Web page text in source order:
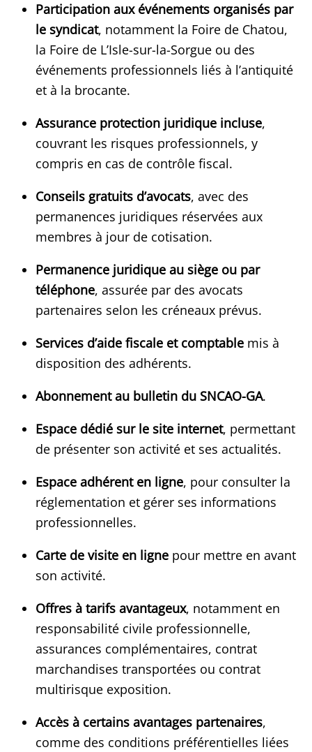
Participation aux événements organisés par
le syndicat, notamment la Foire de Chatou,
la Foire de L’Isle-sur-la-Sorgue ou des
événements professionnels liés à l’antiquité
et à la brocante.
Assurance protection juridique incluse,
couvrant les risques professionnels, y
compris en cas de contrôle fiscal.
Conseils gratuits d’avocats, avec des
permanences juridiques réservées aux
membres à jour de cotisation.
Permanence juridique au siège ou par
téléphone, assurée par des avocats
partenaires selon les créneaux prévus.
Services d’aide fiscale et comptable mis à
disposition des adhérents.
Abonnement au bulletin du SNCAO-GA.
Espace dédié sur le site internet, permettant
de présenter son activité et ses actualités.
Espace adhérent en ligne, pour consulter la
réglementation et gérer ses informations
professionnelles.
Carte de visite en ligne pour mettre en avant
son activité.
Offres à tarifs avantageux, notamment en
responsabilité civile professionnelle,
assurances complémentaires, contrat
marchandises transportées ou contrat
multirisque exposition.
Accès à certains avantages partenaires,
comme des conditions préférentielles liées